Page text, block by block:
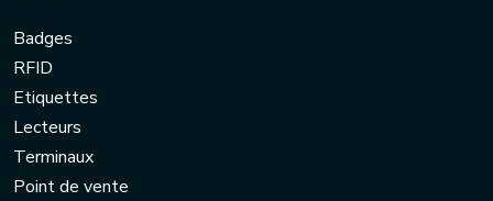
Badges
RFID
Etiquettes
Lecteurs
Terminaux
Point de vente